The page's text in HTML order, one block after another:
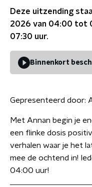
Deze uitzending
2026 van 04:00 tot
07:30 uur.
Binnenkort
Gepresenteerd door:
Met Annan begin je
een flinke dosis
verhalen waar je het
mee de ochtend in!
04:00 uur!